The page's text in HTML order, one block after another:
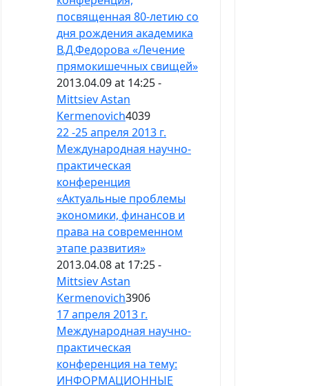
посвященная 80-летию со
дня рождения академика
В.Д.Федорова «Лечение
прямокишечных свищей»
2013.04.09 at 14:25 -
Mittsiev Astan
Kermenovich4039
22 -25 апреля 2013 г.
Международная научно-
практическая
конференция
«Актуальные проблемы
экономики, финансов и
права на современном
этапе развития»
2013.04.08 at 17:25 -
Mittsiev Astan
Kermenovich3906
17 апреля 2013 г.
Международная научно-
практическая
конференция на тему:
ИНФОРМАЦИОННЫЕ